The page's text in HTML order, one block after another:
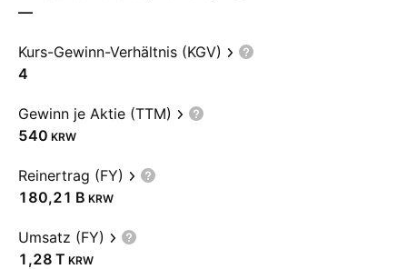
—
Kurs-Gewinn-Verhältnis (KGV)
4
Gewinn je Aktie (TTM)
540 KRW
Reinertrag (FY)
‪180,21 B‬ KRW
Umsatz (FY)
‪1,28 T‬ KRW